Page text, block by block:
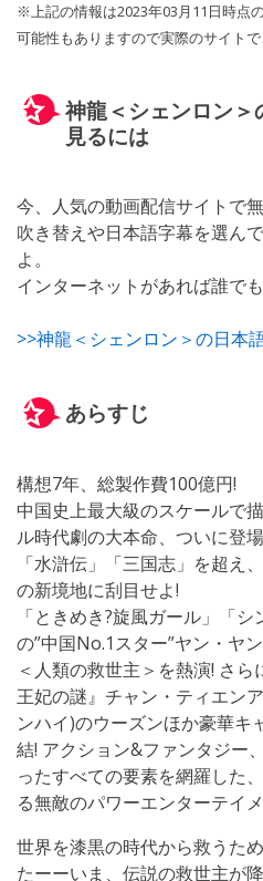
※上記の情報は2023年03月11日時点
可能性もありますので実際のサイトで
神龍＜シェンロン
見るには
今、人気の動画配信サイトで
吹き替えや日本語字幕を選ん
よ。
インターネットがあれば誰で
>>神龍＜シェンロン＞の日本
あらすじ
構想7年、総製作費100億円!
中国史上最大級のスケールで
ル時代劇の大本命、ついに登
「水滸伝」「三国志」を超え
の新境地に刮目せよ!
「ときめき?旋風ガール」「シ
の”中国No.1スター”ヤン・ヤ
＜人類の救世主＞を熱演! さ
王妃の謎』チャン・ティエン
ンハイ)のウーズンほか豪華キ
結! アクション&ファンタジー
ったすべての要素を網羅した
る無敵のパワーエンターテイ
世界を漆黒の時代から救うた
たーーいま、伝説の救世主が